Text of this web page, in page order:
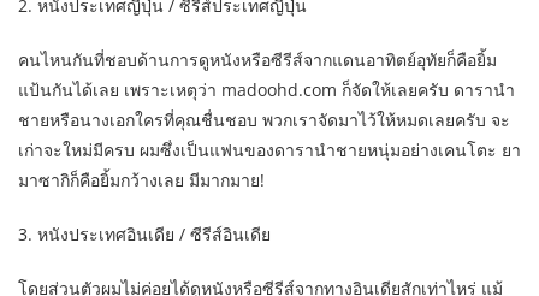
2. หนังประเทศญี่ปุ่น / ซีรีส์ประเทศญี่ปุ่น
คนไหนกันที่ชอบด้านการดูหนังหรือซีรีส์จากแดนอาทิตย์อุทัยก็คือยิ้ม
แป้นกันได้เลย เพราะเหตุว่า madoohd.com ก็จัดให้เลยครับ ดารานำ
ชายหรือนางเอกใครที่คุณชื่นชอบ พวกเราจัดมาไว้ให้หมดเลยครับ จะ
เก่าจะใหม่มีครบ ผมซึ่งเป็นแฟนของดารานำชายหนุ่มอย่างเคนโตะ ยา
มาซากิก็คือยิ้มกว้างเลย มีมากมาย!
3. หนังประเทศอินเดีย / ซีรีส์อินเดีย
โดยส่วนตัวผมไม่ค่อยได้ดูหนังหรือซีรีส์จากทางอินเดียสักเท่าไหร่ แม้